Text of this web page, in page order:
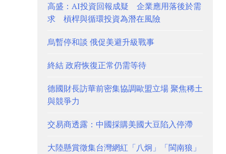
高盛：AI投資回報成疑 企業應用落後於需
求 槓桿與循環投資為潛在風險
烏暫停和談 俄促美避升級戰事
終結 政府恢復正常仍需等待
德國財長訪華前密集協調歐盟立場 聚焦稀土
與競爭力
交易商透露：中國採購美國大豆陷入停滯
大陸懸賞徵集台灣網紅「八炯」「閩南狼」